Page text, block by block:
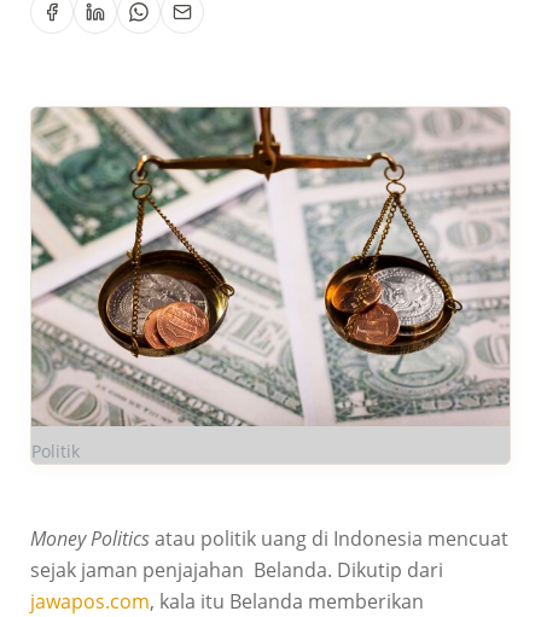
Politik
Money Politicsatau politik uang di Indonesia mencuat
sejak jaman penjajahan Belanda. Dikutip dari
jawapos.com, kala itu Belanda memberikan